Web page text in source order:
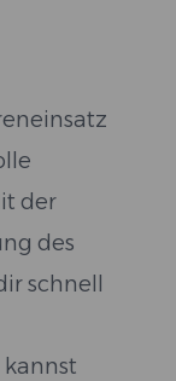
der
des
schnell